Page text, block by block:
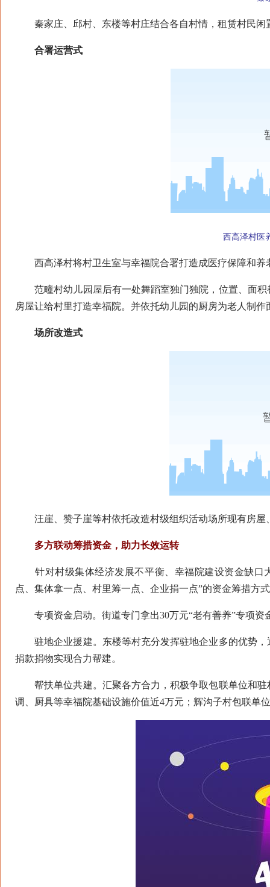
秦家庄、邱村、东楼等村庄结合各自村情，租赁村民闲
合署运营式
西高泽村医
西高泽村将村卫生室与幸福院合署打造成医疗保障和养
范疃村幼儿园屋后有一处舞蹈室独门独院，位置、面积
房屋让给村里打造幸福院。并依托幼儿园的厨房为老人制作
场所改造式
汪崖、赞子崖等村依托改造村级组织活动场所现有房屋
多方联动筹措资金，助力长效运转
针对村级集体经济发展不平衡、幸福院建设资金缺口
点、集体拿一点、村里筹一点、企业捐一点”的资金筹措方
专项资金启动。街道专门拿出30万元“老有善养”专项资
驻地企业援建。东楼等村充分发挥驻地企业多的优势，
捐款捐物实现合力帮建。
帮扶单位共建。汇聚各方合力，积极争取包联单位和驻
调、厨具等幸福院基础设施价值近4万元；辉沟子村包联单